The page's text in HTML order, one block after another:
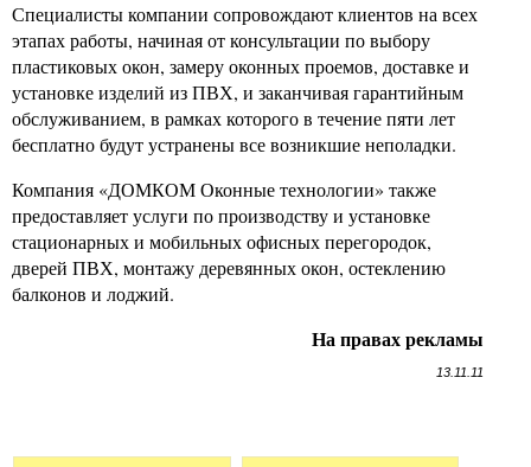
Специалисты компании сопровождают клиентов на всех
этапах работы, начиная от консультации по выбору
пластиковых окон, замеру оконных проемов, доставке и
установке изделий из ПВХ, и заканчивая гарантийным
обслуживанием, в рамках которого в течение пяти лет
бесплатно будут устранены все возникшие неполадки.
Компания «ДОМКОМ Оконные технологии» также
предоставляет услуги по производству и установке
стационарных и мобильных офисных перегородок,
дверей ПВХ, монтажу деревянных окон, остеклению
балконов и лоджий.
На правах рекламы
13.11.11